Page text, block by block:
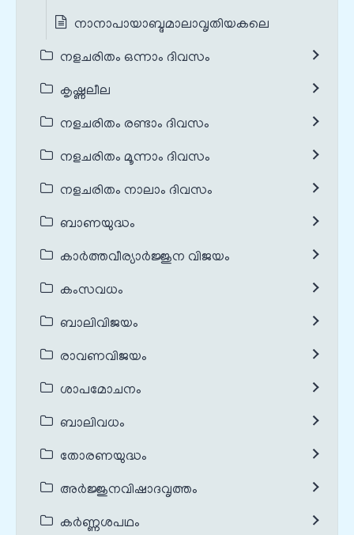
നാനാപായാബ്ദമാലാവൃതിയകലെ
നളചരിതം ഒന്നാം ദിവസം
കൃഷ്ണലീല
നളചരിതം രണ്ടാം ദിവസം
നളചരിതം മൂന്നാം ദിവസം
നളചരിതം നാലാം ദിവസം
ബാണയുദ്ധം
കാർത്തവീര്യാർജ്ജുന വിജയം
കംസവധം
ബാലിവിജയം
രാവണവിജയം
ശാപമോചനം
ബാലിവധം
തോരണയുദ്ധം
അർജ്ജുനവിഷാദവൃത്തം
കർണ്ണശപഥം